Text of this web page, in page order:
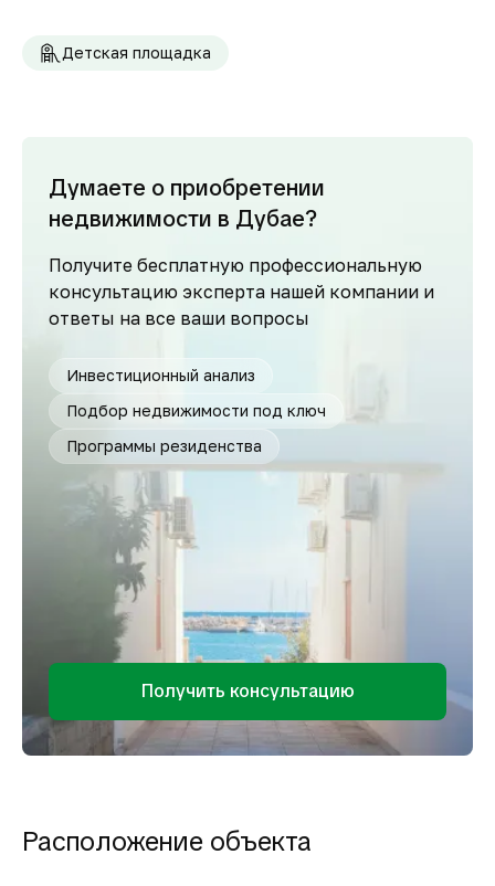
Детская площадка
Думаете о приобретении
недвижимости в Дубае?
Получите бесплатную профессиональную
консультацию эксперта нашей компании и
ответы на все ваши вопросы
Инвестиционный анализ
Подбор недвижимости под ключ
Программы резиденства
Получить консультацию
Расположение объекта